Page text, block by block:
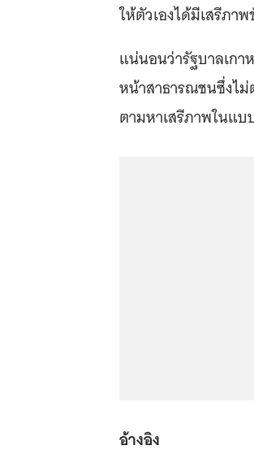
ให้ตัวเองได้มีเสรีภา
แน่นอนว่ารัฐบาลเก
หน้าสาธารณชนซึ่งไ
ตามหาเสรีภาพในแบ
อ้างอิง